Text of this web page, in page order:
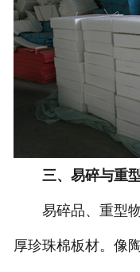
三、易碎与重
易碎品、重型物
厚珍珠棉板材。像